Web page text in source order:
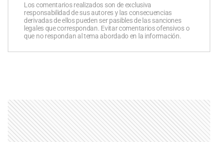
Los comentarios realizados son de exclusiva
responsabilidad de sus autores y las consecuencias
derivadas de ellos pueden ser pasibles de las sanciones
legales que correspondan. Evitar comentarios ofensivos o
que no respondan al tema abordado en la información.